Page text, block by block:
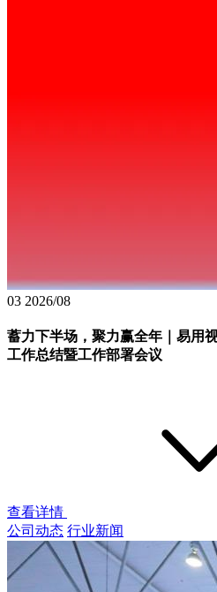
03 2026/08
蓄力下半场，聚力赢全年｜易用
工作总结暨工作部署会议
查看详情
公司动态 行业新闻